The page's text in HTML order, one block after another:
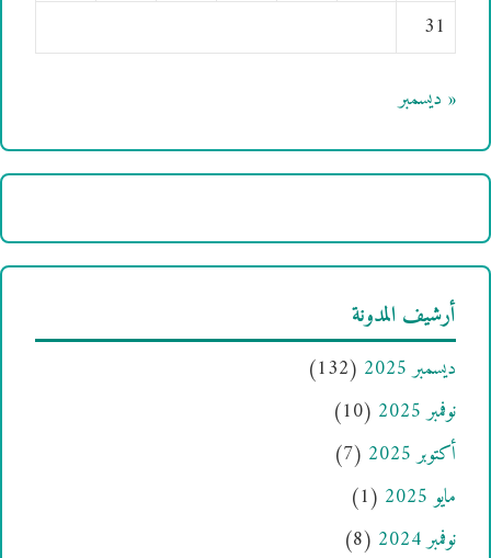
31
« ديسمبر
أرشيف المدونة
ديسمبر 2025
(132)
نوفمبر 2025
(10)
أكتوبر 2025
(7)
مايو 2025
(1)
نوفمبر 2024
(8)